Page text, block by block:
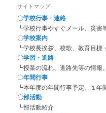
サイトマップ
〇学校行事・連絡
┗学校行事やすぐメール、災害
〇学校案内
┗学校長挨拶、校歌、教育目標
〇学習・進路
┗授業の流れ、進路先等の情報。
〇年間行事
┗本年度の年間行事予定、１年
〇部活動
┗部活動紹介